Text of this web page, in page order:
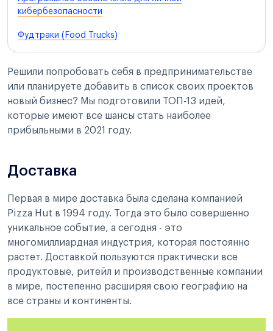
кибербезопасности
Фудтраки (Food Trucks)
Решили попробовать себя в предпринимательстве
или планируете добавить в список своих проектов
новый бизнес? Мы подготовили ТОП-13 идей,
которые имеют все шансы стать наиболее
прибыльными в 2021 году.
Доставка
Первая в мире доставка была сделана компанией
Pizza Hut в 1994 году. Тогда это было совершенно
уникальное событие, а сегодня - это
многомиллиардная индустрия, которая постоянно
растет. Доставкой пользуются практически все
продуктовые, ритейл и производственные компании
в мире, постепенно расширяя свою географию на
все страны и континенты.